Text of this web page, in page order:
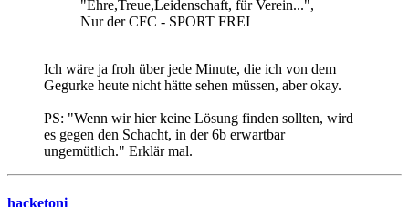
"Ehre,Treue,Leidenschaft, für Verein...",
Nur der CFC - SPORT FREI
Ich wäre ja froh über jede Minute, die ich von dem
Gegurke heute nicht hätte sehen müssen, aber okay.
PS: "Wenn wir hier keine Lösung finden sollten, wird
es gegen den Schacht, in der 6b erwartbar
ungemütlich." Erklär mal.
hacketoni